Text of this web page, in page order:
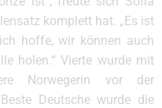
komplett hat. „Es ist
hoffe, wir können auch
holen.“ Vierte wurde mit
Norwegerin vor der
Deutsche wurde die